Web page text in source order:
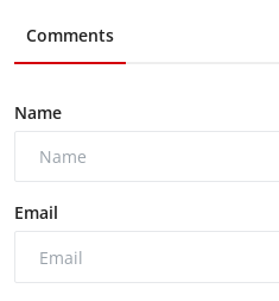
Comments
Name
Email